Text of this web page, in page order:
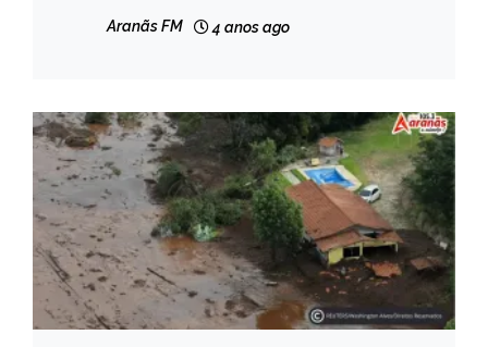
Aranãs FM 4 anos ago